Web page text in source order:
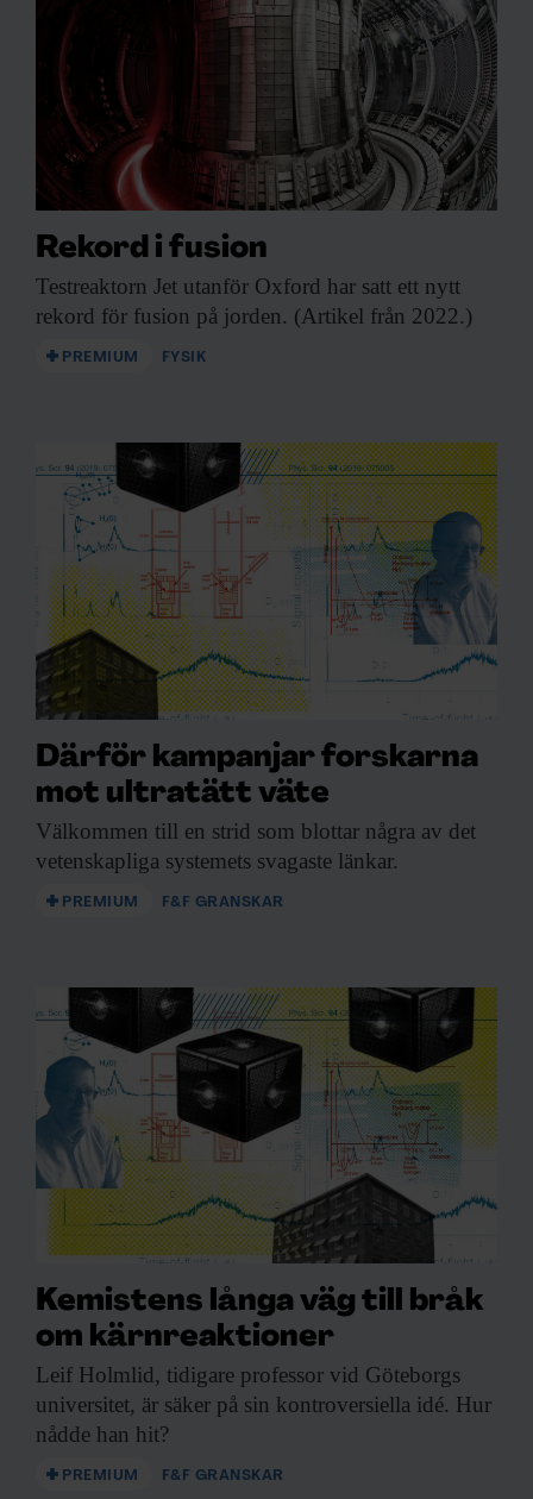
Rekord i fusion
Testreaktorn Jet utanför Oxford har satt ett nytt
rekord för fusion på jorden. (Artikel från 2022.)
PREMIUM FYSIK
Därför kampanjar forskarna
mot ultratätt väte
Välkommen till en strid som blottar några av det
vetenskapliga systemets svagaste länkar.
PREMIUM F&F GRANSKAR
Kemistens långa väg till bråk
om kärnreaktioner
Leif Holmlid, tidigare professor vid Göteborgs
universitet, är säker på sin kontroversiella idé. Hur
nådde han hit?
PREMIUM F&F GRANSKAR